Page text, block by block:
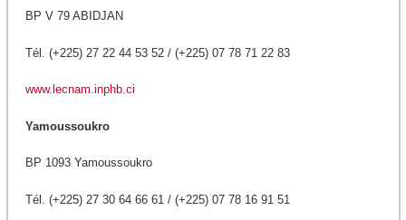
BP V 79 ABIDJAN
Tél. (+225) 27 22 44 53 52 / (+225) 07 78 71 22 83
www.lecnam.inphb.ci
Yamoussoukro
BP 1093 Yamoussoukro
Tél. (+225) 27 30 64 66 61 / (+225) 07 78 16 91 51